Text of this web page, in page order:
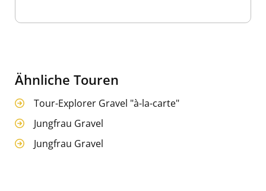
Ähnliche Touren
Tour-Explorer Gravel "à-la-carte"
Jungfrau Gravel
Jungfrau Gravel